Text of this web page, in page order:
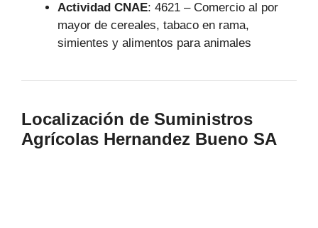
Actividad CNAE: 4621 – Comercio al por
mayor de cereales, tabaco en rama,
simientes y alimentos para animales
Localización de Suministros
Agrícolas Hernandez Bueno SA